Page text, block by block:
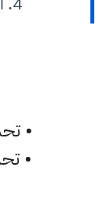
•
•